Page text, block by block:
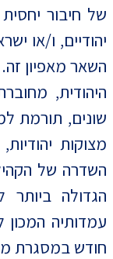
של חיבור
יהודיים, ו/או
השאר מאפיון
היהודית,
שונים, תורמת
מצוקות
השדרה של
הגדולה
עמדותיה המכון
חודש במסגרת